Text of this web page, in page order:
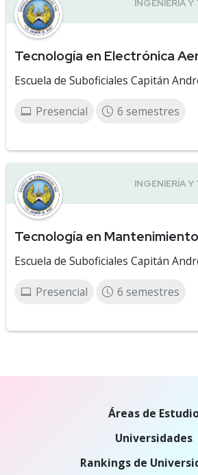
Tecnología en Electrónica
Escuela de Suboficiales Capitán
Presencial 6 semestres
Tecnología en
Escuela de Suboficiales Capitán
Presencial 6 semestres
Áreas de
Universidades
Rankings de